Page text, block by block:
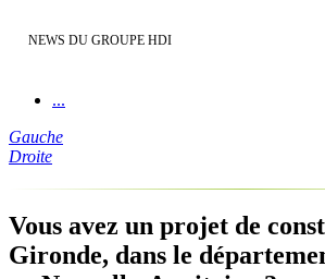
NEWS DU GROUPE HDI
...
Gauche
Droite
Vous avez un projet de
Gironde, dans le